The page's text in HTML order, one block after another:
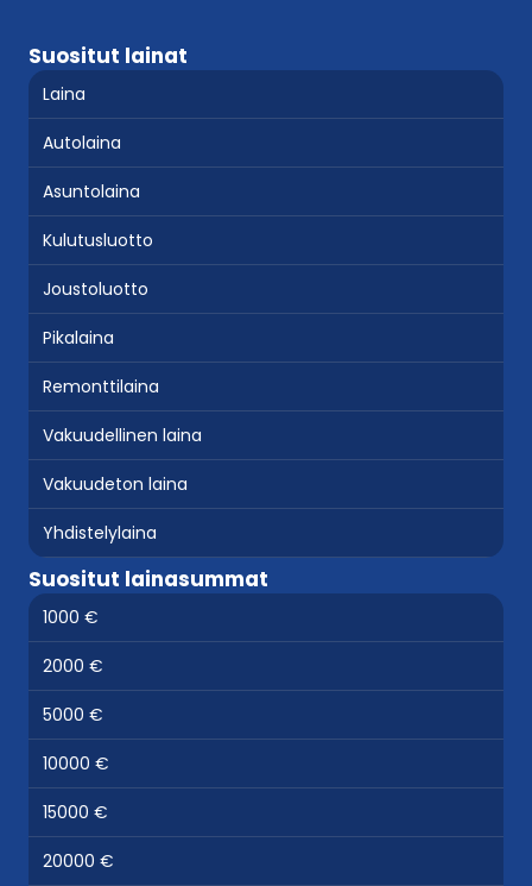
Suositut lainat
Laina
Autolaina
Asuntolaina
Kulutusluotto
Joustoluotto
Pikalaina
Remonttilaina
Vakuudellinen laina
Vakuudeton laina
Yhdistelylaina
Suositut lainasummat
1000 €
2000 €
5000 €
10000 €
15000 €
20000 €